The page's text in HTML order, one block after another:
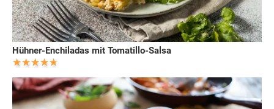
Hühner-Enchiladas mit Tomatillo-Salsa